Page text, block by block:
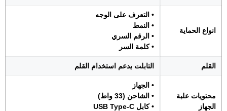
انواع الحماية
• التعرف على الوجه
• النمط
• الرقم السري
• كلمة السر
القلم التابلت يدعم استخدام القلم
محتويات علبة
الجهاز
• الجهاز
• الشاحن (33 واط)
• كابل USB Type-C